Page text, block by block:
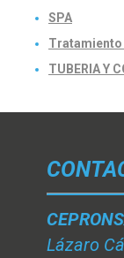
SPA
Tratamiento
TUBERIA Y
Lázaro